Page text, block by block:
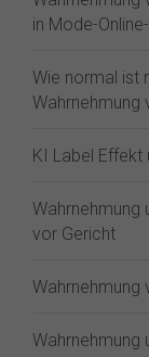
in Mode-
Wie normal ist
Wahrnehmung
KI Label Effekt
Wahrnehmung
vor Gericht
Wahrnehmung
Wahrnehmung